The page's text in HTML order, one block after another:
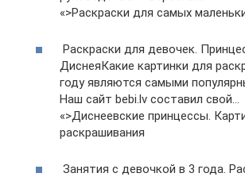
«>Раскраски для самых
Раскраски для девочек.
ДиснеяКакие картинки для
году являются самыми
Наш сайт bebi.lv составил свой…
«>Диснеевские принцессы.
раскрашивания
Занятия с девочкой в 3 года.